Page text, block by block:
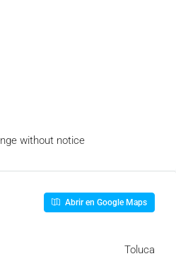
without notice
Abrir en Google Maps
Toluca